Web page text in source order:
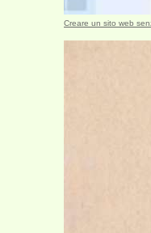
Creare un sito web